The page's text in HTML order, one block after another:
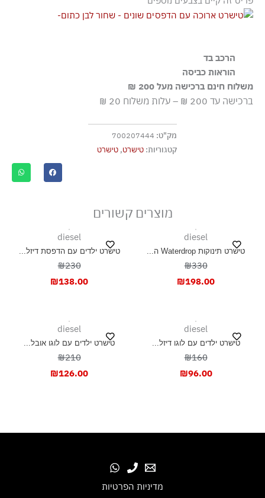
הרכב בד
100% כותנה
הוראות כביסה
כביסה עדינה במכונה עד-30°C
ללא חומרי הלבנה, ללא השריה
גיהוץ בחום נמוך
משלוח חינם ברכישה מעל 200 ₪
ברכישה עד 200 ₪ – עלות משלוח 20 ₪
מק"ט: 700207444
קטגוריות: טישרט, טישרט
מוצרים קשורים
diesel
טישרט תינוקות Waterdrop ה...
₪330
₪198.00
diesel
טישרט ילדים עם הדפסת דיזל...
₪230
₪138.00
diesel
טישרט ילדים עם לוגו דיזל...
₪160
₪96.00
diesel
טישרט ילדים עם לוגו אובל...
₪210
₪126.00
מדיניות הפרטיות